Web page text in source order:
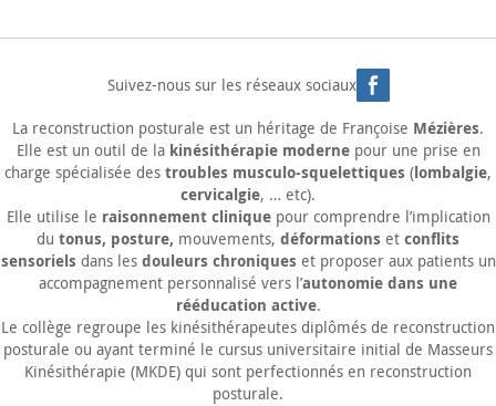
Suivez-nous sur les réseaux sociaux
La reconstruction posturale est un héritage de Françoise Mézières.
Elle est un outil de la kinésithérapie modernepour une prise en
charge spécialisée des troubles musculo-squelettiques (lombalgie,
cervicalgie, … etc).
Elle utilise le raisonnement cliniquepour comprendre l’implication
du tonus, posture, mouvements, déformations et conflits
sensoriels dans les douleurs chroniques et proposer aux patients un
accompagnement personnalisé vers l’autonomie dans une
rééducation active.
Le collège regroupe les kinésithérapeutes diplômés de reconstruction
posturale ou ayant terminé le cursus universitaire initial de Masseurs
Kinésithérapie (MKDE) qui sont perfectionnés en reconstruction
posturale.